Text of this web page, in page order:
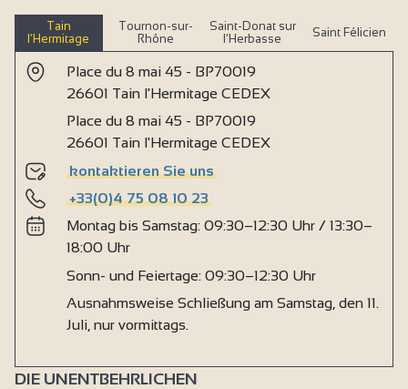
Tain
l’Hermitage
Tournon-sur-
Rhône
Saint-Donat sur
l’Herbasse
Saint Félicien
Place du 8 mai 45 - BP70019
26601 Tain l'Hermitage CEDEX
Place du 8 mai 45 - BP70019
26601 Tain l'Hermitage CEDEX
kontaktieren Sie uns
+33(0)4 75 08 10 23
Montag bis Samstag: 09:30–12:30 Uhr / 13:30–
18:00 Uhr
Sonn- und Feiertage: 09:30–12:30 Uhr
Ausnahmsweise Schließung am Samstag, den 11.
Juli, nur vormittags.
DIE UNENTBEHRLICHEN